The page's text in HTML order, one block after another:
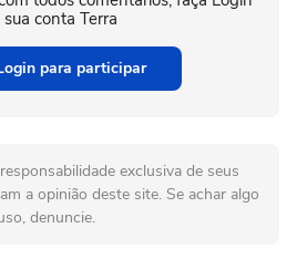
sua conta Terra
para participar
exclusiva de seus
a opinião deste site. Se achar algo
denuncie.